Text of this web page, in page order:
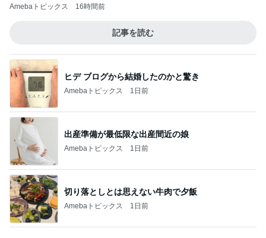
Amebaトピックス 16時間前
記事を読む
ヒデ ブログから結婚したのかと驚き
Amebaトピックス 1日前
出産準備が最低限な出産間近の娘
Amebaトピックス 1日前
切り落としとは思えない牛肉で夕飯
Amebaトピックス 1日前